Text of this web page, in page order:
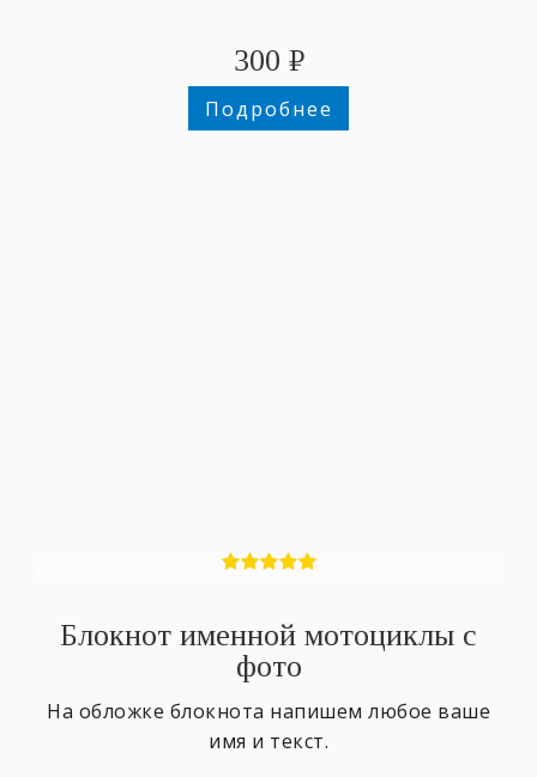
300 ₽
Подробнее
Блокнот именной мотоциклы с
фото
На обложке блокнота напишем любое ваше
имя и текст.